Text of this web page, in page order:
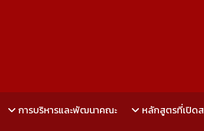
การบริหารและพัฒนาคณะ หลักสูตรที่เปิด